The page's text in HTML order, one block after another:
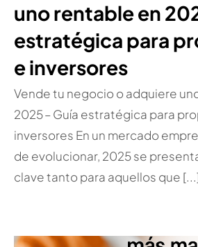
uno rentable en
estratégica para
e inversores
Vende tu negocio o adquiere
2025 – Guía estratégica para
inversores En un mercado
de evolucionar, 2025 se
clave tanto para aquellos que